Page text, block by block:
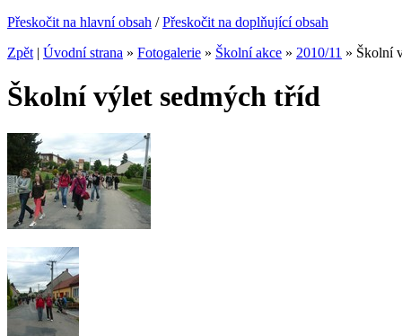
Přeskočit na hlavní obsah /Přeskočit na doplňující obsah
Zpět | Úvodní strana » Fotogalerie » Školní akce » 2010/11 » Školní
Školní výlet sedmých tříd